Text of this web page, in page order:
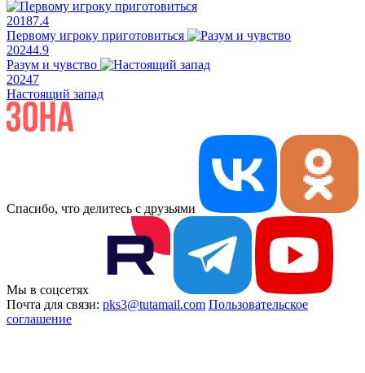
20187.4
Первому игроку приготовиться
20244.9
Разум и чувство
20247
Настоящий запад
Спасибо, что делитесь с друзьями
Мы в соцсетях
Почта для связи: pks3@tutamail.com Пользовательское
соглашение